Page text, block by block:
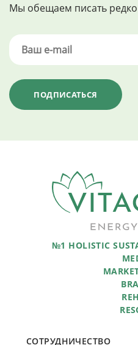
Мы обещаем писать редко
№1 HOLISTIC
СОТРУДНИЧЕСТВО